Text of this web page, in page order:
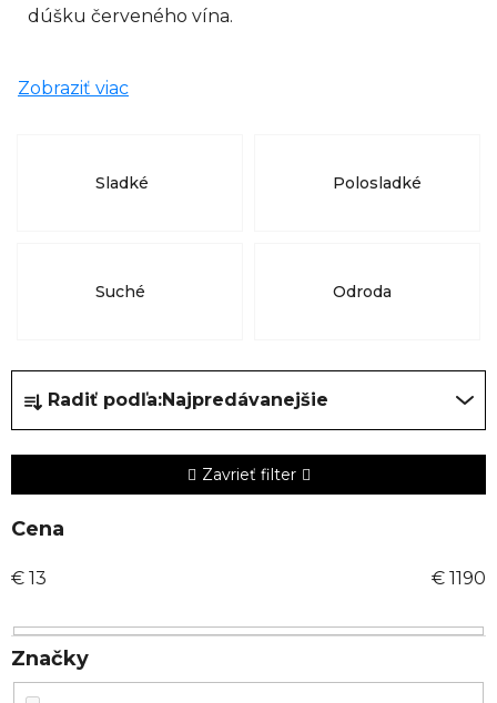
dúšku červeného vína.
Zobraziť viac
Sladké Polosladké
Suché Odroda
a
d
n
i
p
o
d
Radiť podľa:Najpredávanejšie
Zavrieť filter
Cena
€ 13 € 1190
Značky